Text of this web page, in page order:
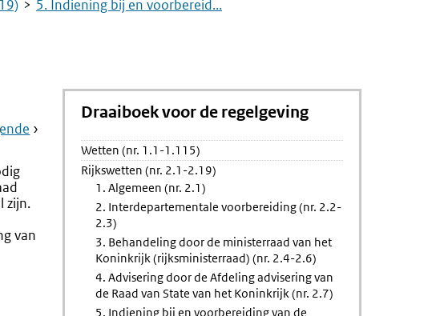
5. Indiening bij en voorbereid...
Pagina:
Mondeling
Met
Kamercommissies
zijn.
van
Draaiboek voor de regelgeving
Wetten (nr. 1.1-1.115)
Rijkswetten (nr. 2.1-2.19)
1. Algemeen (nr. 2.1)
2. Interdepartementale voorbereiding (nr. 2.2-
2.3)
3. Behandeling door de ministerraad van het
Koninkrijk (rijksministerraad) (nr. 2.4-2.6)
4. Advisering door de Afdeling advisering van
de Raad van State van het Koninkrijk (nr. 2.7)
5. Indiening bij en voorbereiding van de